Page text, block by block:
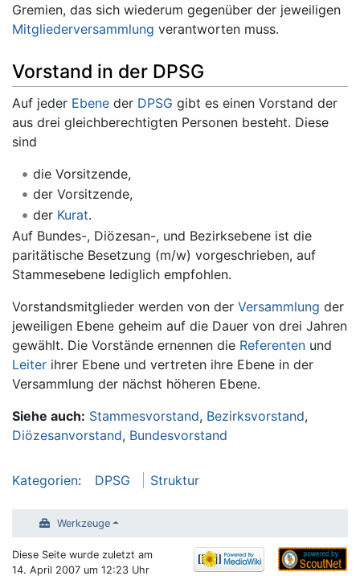
Gremien, das sich wiederum gegenüber der jeweiligen
Mitgliederversammlung verantworten muss.
Vorstand in der DPSG
Auf jeder Ebene der DPSG gibt es einen Vorstand der
aus drei gleichberechtigten Personen besteht. Diese
sind
die Vorsitzende,
der Vorsitzende,
der Kurat.
Auf Bundes-, Diözesan-, und Bezirksebene ist die
paritätische Besetzung (m/w) vorgeschrieben, auf
Stammesebene lediglich empfohlen.
Vorstandsmitglieder werden von der Versammlung der
jeweiligen Ebene geheim auf die Dauer von drei Jahren
gewählt. Die Vorstände ernennen die Referenten und
Leiter ihrer Ebene und vertreten ihre Ebene in der
Versammlung der nächst höheren Ebene.
Siehe auch: Stammesvorstand, Bezirksvorstand,
Diözesanvorstand, Bundesvorstand
Kategorien: DPSG Struktur
Werkzeuge
Diese Seite wurde zuletzt am
14. April 2007 um 12:23 Uhr